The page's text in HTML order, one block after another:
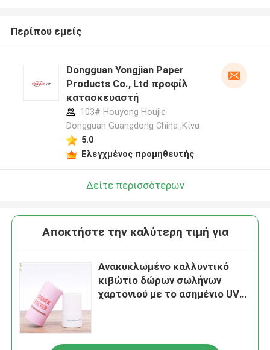
Περίπου εμείς
Dongguan Yongjian Paper
Products Co., Ltd προφίλ
κατασκευαστή
103# Houyong Houjie
Dongguan Guangdong China ,Κίνα
5.0
Ελεγχμένος προμηθευτής
Δείτε περισσότερων
Αποκτήστε την καλύτερη τιμή για
Ανακυκλωμένο καλλυντικό
κιβώτιο δώρων σωλήνων
χαρτονιού με το ασημένιο UV